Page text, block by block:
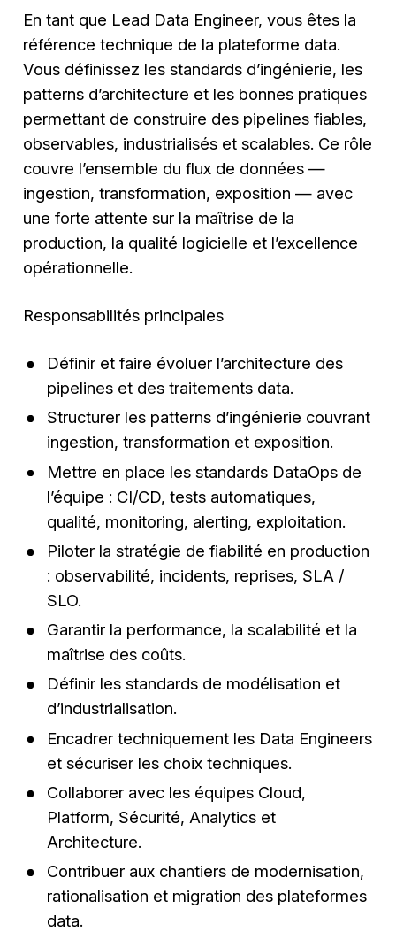
En tant que Lead Data Engineer, vous êtes la
référence technique de la plateforme data.
Vous définissez les standards d’ingénierie, les
patterns d’architecture et les bonnes pratiques
permettant de construire des pipelines fiables,
observables, industrialisés et scalables. Ce rôle
couvre l’ensemble du flux de données —
ingestion, transformation, exposition — avec
une forte attente sur la maîtrise de la
production, la qualité logicielle et l’excellence
opérationnelle.
Responsabilités principales
Définir et faire évoluer l’architecture des
pipelines et des traitements data.
Structurer les patterns d’ingénierie couvrant
ingestion, transformation et exposition.
Mettre en place les standards DataOps de
l’équipe : CI/CD, tests automatiques,
qualité, monitoring, alerting, exploitation.
Piloter la stratégie de fiabilité en production
: observabilité, incidents, reprises, SLA /
SLO.
Garantir la performance, la scalabilité et la
maîtrise des coûts.
Définir les standards de modélisation et
d’industrialisation.
Encadrer techniquement les Data Engineers
et sécuriser les choix techniques.
Collaborer avec les équipes Cloud,
Platform, Sécurité, Analytics et
Architecture.
Contribuer aux chantiers de modernisation,
rationalisation et migration des plateformes
data.